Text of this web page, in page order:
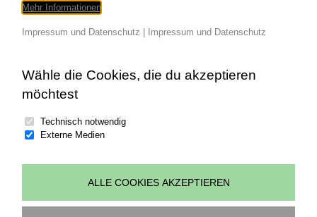
© copyright 2026 | all rights reserved Johannes
Mehr Informationen
Impressum und Datenschutz Impressum und Datenschutz
Wähle die Cookies, die du akzeptieren
möchtest
Technisch notwendig
Externe Medien
ALLE COOKIES AKZEPTIEREN